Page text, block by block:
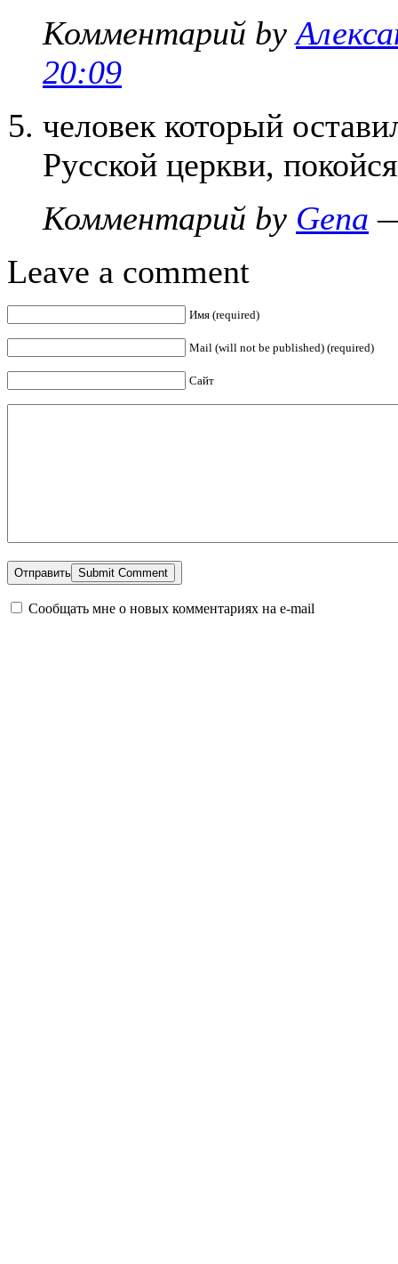
Комментарий by
20:09
человек который
Русской церкви,
Комментарий by Gena
Leave a comment
Имя (required)
Mail (will not be published) (required)
Сайт
Отправить
Сообщать мне о новых комментариях на e-mail